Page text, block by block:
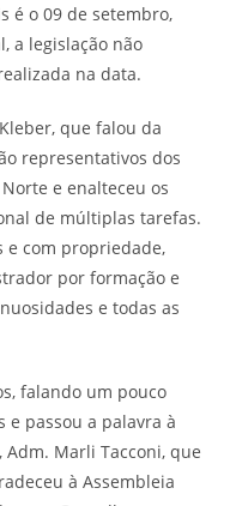
é o 09 de setembro,
a legislação não
na data.
que falou da
representativos dos
e enalteceu os
de múltiplas tarefas.
e com propriedade,
por formação e
e todas as
falando um pouco
e passou a palavra à
Marli Tacconi, que
à Assembleia